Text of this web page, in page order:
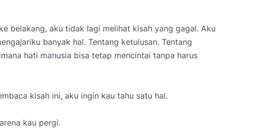
belakang, aku tidak lagi melihat kisah yang gagal. Aku
banyak hal. Tentang ketulusan. Tentang
hati manusia bisa tetap mencintai tanpa harus
kisah ini, aku ingin kau tahu satu hal.
kau pergi.